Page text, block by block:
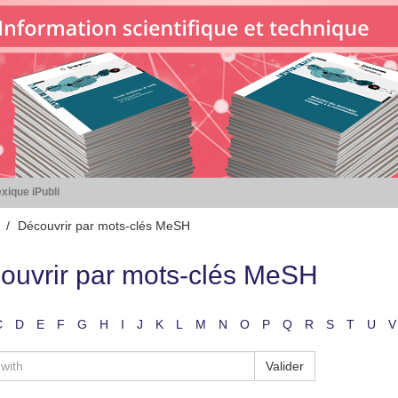
iPubli
Découvrir par mots-clés MeSH
par mots-clés MeSH
D E F G H I J K L M N O P Q R S T U V
Valider